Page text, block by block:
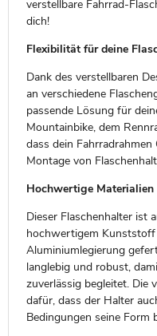
verstellbare Fahrrad-
dich!
Flexibilität für deine
Dank des verstellbaren
an verschiedene
passende Lösung für
Mountainbike, dem
dass dein
Montage von
Hochwertige Materialien
Dieser Flaschenhalter ist
hochwertigem Kunststoff
Aluminiumlegierung
langlebig und robust,
zuverlässig begleitet. Die
dafür, dass der Halter
Bedingungen seine Form